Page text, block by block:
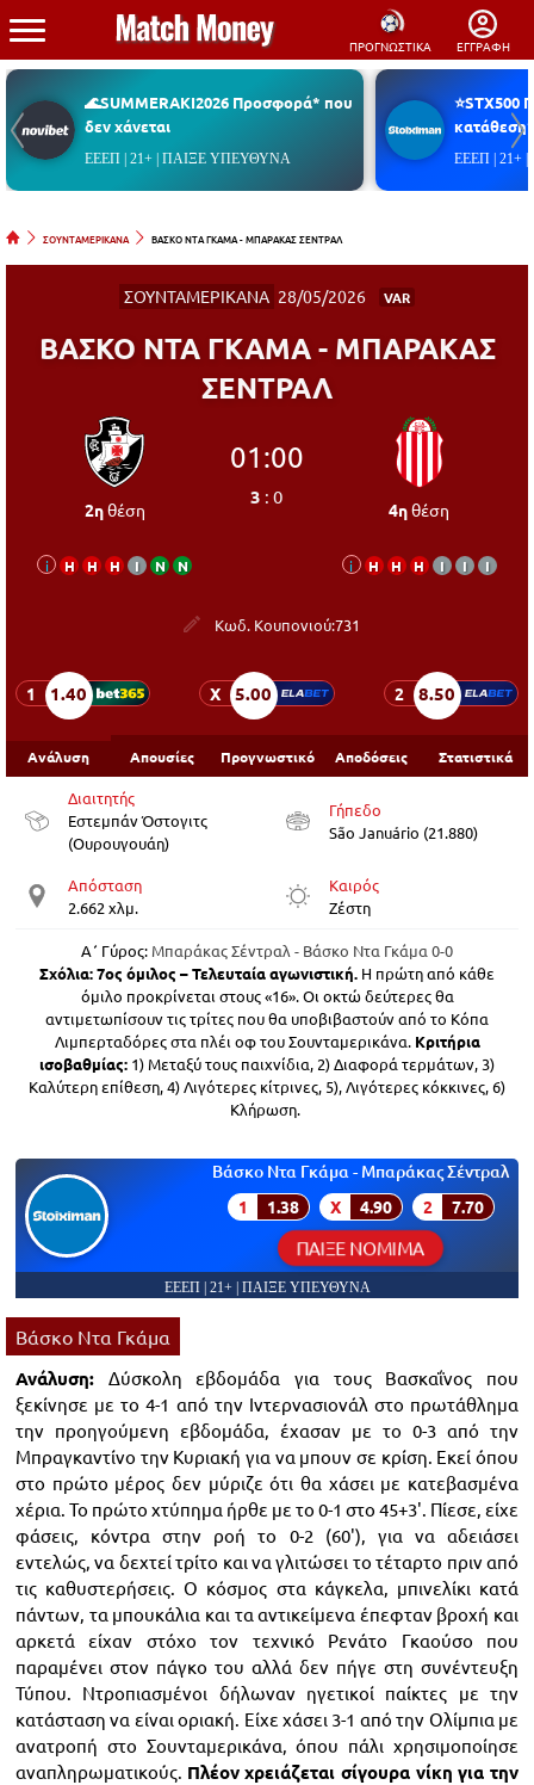
ΠΡΟΓΝΩΣΤΙΚΑ ΕΓΓΡΑΦΗ
🌊SUMMERAKI2026 Προσφορά* που
δεν χάνεται
ΕΕΕΠ | 21+ | ΠΑΙΞΕ ΥΠΕΥΘΥΝΑ
⭐STX500
ΕΕΕΠ | 21+
ΣΟΥΝΤΑΜΕΡΙΚΑΝΑ ΒΑΣΚΟ ΝΤΑ ΓΚΑΜΑ - ΜΠΑΡΑΚΑΣ ΣΕΝΤΡΑΛ
ΣΟΥΝΤΑΜΕΡΙΚΑΝΑ 28/05/2026 VAR
ΒΑΣΚΟ ΝΤΑ ΓΚΑΜΑ - ΜΠΑΡΑΚΑΣ
ΣΕΝΤΡΑΛ
2ηθέση
i Η Η Η Ι Ν Ν
01:00
3 :0
4ηθέση
i Η Η Η Ι Ι Ι
Κωδ. Κουπονιού:731
1 1.40 X 5.00 2 8.50
Ανάλυση Απουσίες Προγνωστικό Αποδόσεις Στατιστικά
Διαιτητής
Εστεμπάν Όστογιτς
(Ουρουγουάη)
Γήπεδο
São Januário (21.880)
Απόσταση
2.662 χλμ.
Καιρός
Ζέστη
Α΄ Γύρος: Μπαράκας Σέντραλ - Βάσκο Ντα Γκάμα 0-0
Σχόλια:7ος όμιλος – Τελευταία αγωνιστική. H πρώτη από κάθε
όμιλο προκρίνεται στους «16». Οι οκτώ δεύτερες θα
αντιμετωπίσουν τις τρίτες που θα υποβιβαστούν από το Κόπα
Λιμπερταδόρες στα πλέι οφ του Σουνταμερικάνα. Κριτήρια
ισοβαθμίας: 1) Μεταξύ τους παιχνίδια, 2) Διαφορά τερμάτων, 3)
Καλύτερη επίθεση, 4) Λιγότερες κίτρινες, 5), Λιγότερες κόκκινες, 6)
Κλήρωση.
Βάσκο Ντα Γκάμα - Μπαράκας Σέντραλ
1 1.38 X 4.90 2 7.70
ΠΑΙΞΕ ΝΟΜΙΜΑ
ΕΕΕΠ | 21+ | ΠΑΙΞΕ ΥΠΕΥΘΥΝΑ
Βάσκο Ντα Γκάμα
Ανάλυση: Δύσκολη εβδομάδα για τους Βασκαΐνος που
ξεκίνησε με το 4-1 από την Ιντερνασιονάλ στο πρωτάθλημα
την προηγούμενη εβδομάδα, έχασαν με το 0-3 από την
Μπραγκαντίνο την Κυριακή για να μπουν σε κρίση. Εκεί όπου
στο πρώτο μέρος δεν μύριζε ότι θα χάσει με κατεβασμένα
χέρια. Το πρώτο χτύπημα ήρθε με το 0-1 στο 45+3'. Πίεσε, είχε
φάσεις, κόντρα στην ροή το 0-2 (60'), για να αδειάσει
εντελώς, να δεχτεί τρίτο και να γλιτώσει το τέταρτο πριν από
τις καθυστερήσεις. Ο κόσμος στα κάγκελα, μπινελίκι κατά
πάντων, τα μπουκάλια και τα αντικείμενα έπεφταν βροχή και
αρκετά είχαν στόχο τον τεχνικό Ρενάτο Γκαούσο που
παραμένει στον πάγκο του αλλά δεν πήγε στη συνέντευξη
Τύπου. Ντροπιασμένοι δήλωναν ηγετικοί παίκτες με την
κατάσταση να είναι οριακή. Είχε χάσει 3-1 από την Ολίμπια με
ανατροπή στο Σουνταμερικάνα, όπου πάλι χρησιμοποίησε
αναπληρωματικούς. Πλέον χρειάζεται σίγουρα νίκη για την